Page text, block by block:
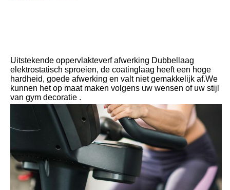
Uitstekende oppervlakteverf afwerking Dubbellaag
elektrostatisch sproeien, de coatinglaag heeft een hoge
hardheid, goede afwerking en valt niet gemakkelijk af.We
kunnen het op maat maken volgens uw wensen of uw stijl
van gym decoratie .